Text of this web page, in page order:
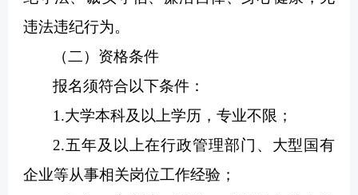
违法违纪行为。
（二）资格条件
报名须符合以下条件：
1.大学本科及以上学历，专业不限；
2.五年及以上在行政管理部门、大型国有
企业等从事相关岗位工作经验；